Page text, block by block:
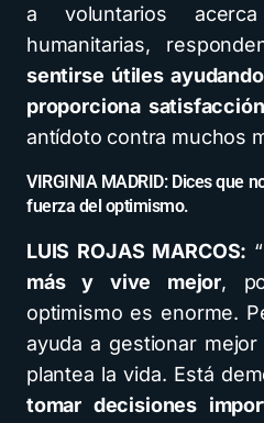
a voluntarios
humanitarias,
sentirse útiles
proporciona
antídoto contra muchos
VIRGINIA MADRID: Dices que
fuerza del optimismo.
LUIS ROJAS MARCOS:
más y vive mejor,
optimismo es enorme.
ayuda a gestionar
plantea la vida. Está
tomar decisiones